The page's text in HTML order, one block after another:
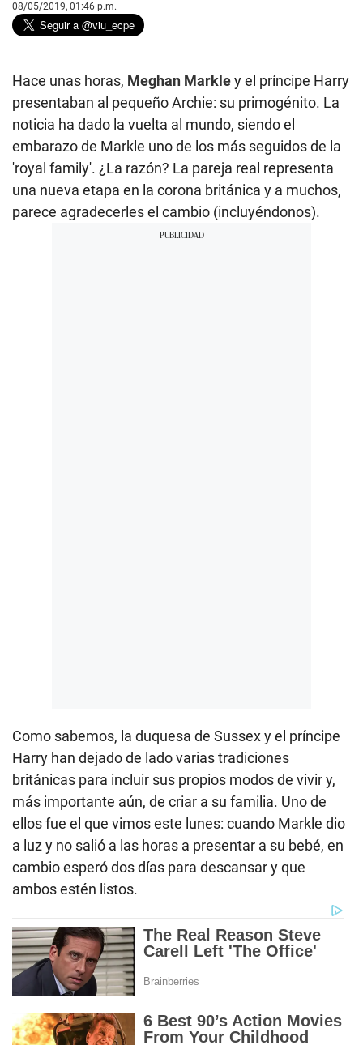
08/05/2019, 01:46 p.m.
Hace unas horas, Meghan Markley el príncipe Harry
presentaban al pequeño Archie: su primogénito. La
noticia ha dado la vuelta al mundo, siendo el
embarazo de Markle uno de los más seguidos de la
'royal family'. ¿La razón? La pareja real representa
una nueva etapa en la corona británica y a muchos,
parece agradecerles el cambio (incluyéndonos).
Como sabemos, la duquesa de Sussex y el príncipe
Harry han dejado de lado varias tradiciones
británicas para incluir sus propios modos de vivir y,
más importante aún, de criar a su familia. Uno de
ellos fue el que vimos este lunes: cuando Markle dio
a luz y no salió a las horas a presentar a su bebé, en
cambio esperó dos días para descansar y que
ambos estén listos.